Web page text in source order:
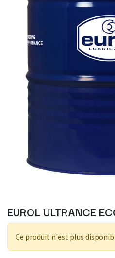
EUROL ULTRANCE
Ce produit n'est plus